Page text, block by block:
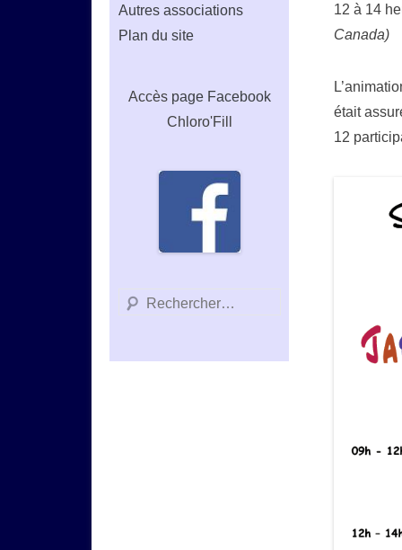
12 à 14
Canada)
était
12
Autres associations
Plan du site
Accès page Facebook
Chloro'Fill
Recherche